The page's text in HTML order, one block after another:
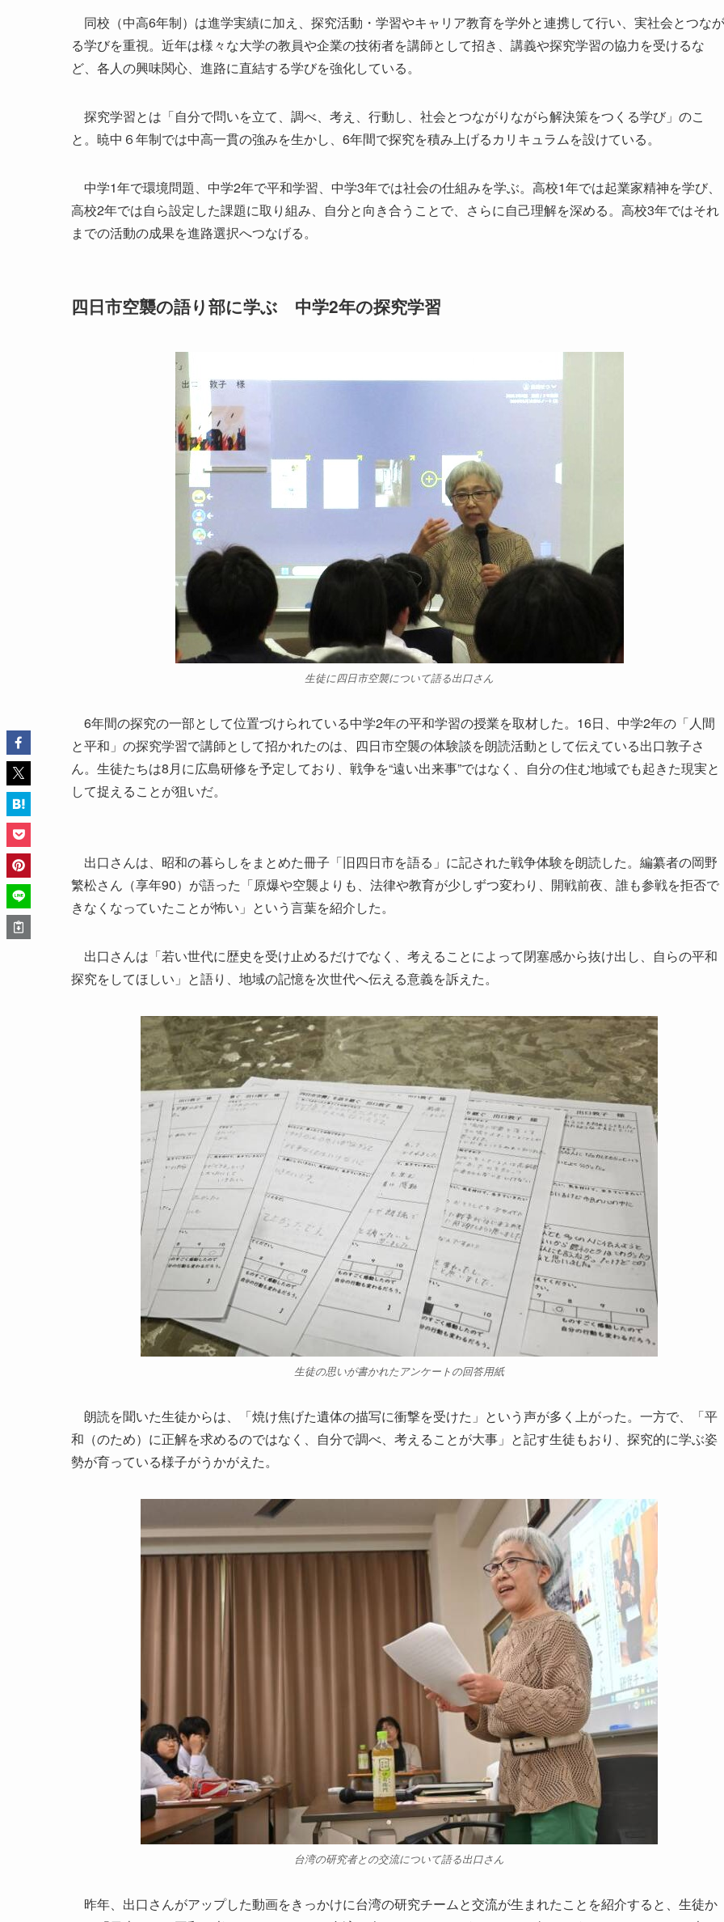
同校（中高6年制）は進学実績に加え、探究活動・学習やキャリア教育を学外と連携して行い、実社会とつなが
る学びを重視。近年は様々な大学の教員や企業の技術者を講師として招き、講義や探究学習の協力を受けるな
ど、各人の興味関心、進路に直結する学びを強化している。
探究学習とは「自分で問いを立て、調べ、考え、行動し、社会とつながりながら解決策をつくる学び」のこ
と。暁中６年制では中高一貫の強みを生かし、6年間で探究を積み上げるカリキュラムを設けている。
中学1年で環境問題、中学2年で平和学習、中学3年では社会の仕組みを学ぶ。高校1年では起業家精神を学び、
高校2年では自ら設定した課題に取り組み、自分と向き合うことで、さらに自己理解を深める。高校3年ではそれ
までの活動の成果を進路選択へつなげる。
四日市空襲の語り部に学ぶ 中学2年の探究学習
生徒に四日市空襲について語る出口さん
6年間の探究の一部として位置づけられている中学2年の平和学習の授業を取材した。16日、中学2年の「人間
と平和」の探究学習で講師として招かれたのは、四日市空襲の体験談を朗読活動として伝えている出口敦子さ
ん。生徒たちは8月に広島研修を予定しており、戦争を“遠い出来事”ではなく、自分の住む地域でも起きた現実と
して捉えることが狙いだ。
出口さんは、昭和の暮らしをまとめた冊子「旧四日市を語る」に記された戦争体験を朗読した。編纂者の岡野
繁松さん（享年90）が語った「原爆や空襲よりも、法律や教育が少しずつ変わり、開戦前夜、誰も参戦を拒否で
きなくなっていたことが怖い」という言葉を紹介した。
出口さんは「若い世代に歴史を受け止めるだけでなく、考えることによって閉塞感から抜け出し、自らの平和
探究をしてほしい」と語り、地域の記憶を次世代へ伝える意義を訴えた。
生徒の思いが書かれたアンケートの回答用紙
朗読を聞いた生徒からは、「焼け焦げた遺体の描写に衝撃を受けた」という声が多く上がった。一方で、「平
和（のため）に正解を求めるのではなく、自分で調べ、考えることが大事」と記す生徒もおり、探究的に学ぶ姿
勢が育っている様子がうかがえた。
台湾の研究者との交流について語る出口さん
昨年、出口さんがアップした動画をきっかけに台湾の研究チームと交流が生まれたことを紹介すると、生徒か